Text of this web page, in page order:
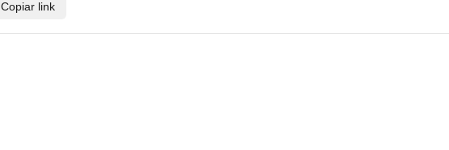
Copiar link